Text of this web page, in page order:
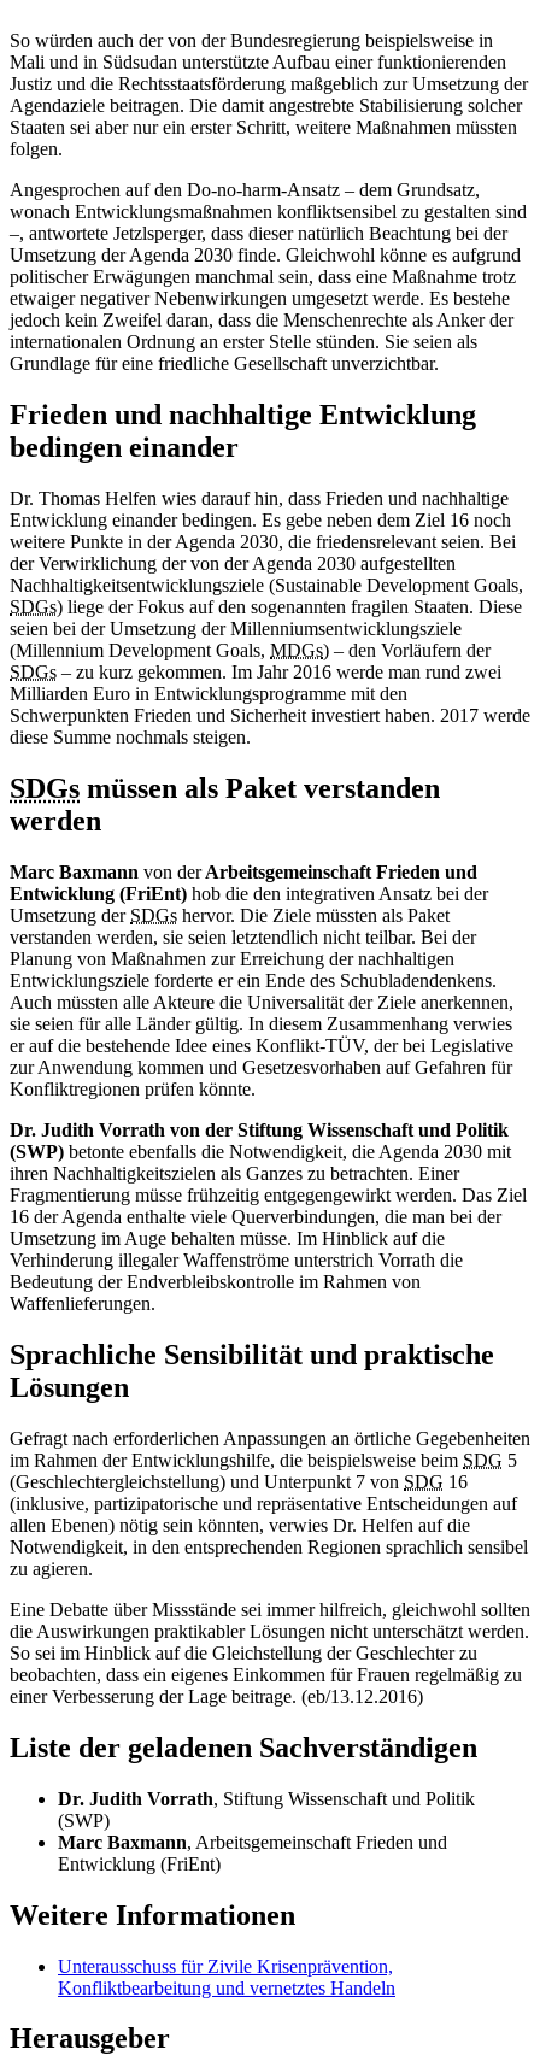
So würden auch der von der Bundesregierung beispielsweise in
Mali und in Südsudan unterstützte Aufbau einer funktionierenden
Justiz und die Rechtsstaatsförderung maßgeblich zur Umsetzung der
Agendaziele beitragen. Die damit angestrebte Stabilisierung solcher
Staaten sei aber nur ein erster Schritt, weitere Maßnahmen müssten
folgen.
Angesprochen auf den Do-no-harm-Ansatz – dem Grundsatz,
wonach Entwicklungsmaßnahmen konfliktsensibel zu gestalten sind
–, antwortete Jetzlsperger, dass dieser natürlich Beachtung bei der
Umsetzung der Agenda 2030 finde. Gleichwohl könne es aufgrund
politischer Erwägungen manchmal sein, dass eine Maßnahme trotz
etwaiger negativer Nebenwirkungen umgesetzt werde. Es bestehe
jedoch kein Zweifel daran, dass die Menschenrechte als Anker der
internationalen Ordnung an erster Stelle stünden. Sie seien als
Grundlage für eine friedliche Gesellschaft unverzichtbar.
Frieden und nachhaltige Entwicklung
bedingen einander
Dr. Thomas Helfen wies darauf hin, dass Frieden und nachhaltige
Entwicklung einander bedingen. Es gebe neben dem Ziel 16 noch
weitere Punkte in der Agenda 2030, die friedensrelevant seien. Bei
der Verwirklichung der von der Agenda 2030 aufgestellten
Nachhaltigkeitsentwicklungsziele (Sustainable Development Goals,
SDGs) liege der Fokus auf den sogenannten fragilen Staaten. Diese
seien bei der Umsetzung der Millenniumsentwicklungsziele
(Millennium Development Goals, MDGs) – den Vorläufern der
SDGs – zu kurz gekommen. Im Jahr 2016 werde man rund zwei
Milliarden Euro in Entwicklungsprogramme mit den
Schwerpunkten Frieden und Sicherheit investiert haben. 2017 werde
diese Summe nochmals steigen.
SDGs müssen als Paket verstanden
werden
Marc Baxmann von derArbeitsgemeinschaft Frieden und
Entwicklung (FriEnt) hob die den integrativen Ansatz bei der
Umsetzung der SDGs hervor. Die Ziele müssten als Paket
verstanden werden, sie seien letztendlich nicht teilbar. Bei der
Planung von Maßnahmen zur Erreichung der nachhaltigen
Entwicklungsziele forderte er ein Ende des Schubladendenkens.
Auch müssten alle Akteure die Universalität der Ziele anerkennen,
sie seien für alle Länder gültig. In diesem Zusammenhang verwies
er auf die bestehende Idee eines Konflikt-TÜV, der bei Legislative
zur Anwendung kommen und Gesetzesvorhaben auf Gefahren für
Konfliktregionen prüfen könnte.
Dr. Judith Vorrath von der Stiftung Wissenschaft und Politik
(SWP) betonte ebenfalls die Notwendigkeit, die Agenda 2030 mit
ihren Nachhaltigkeitszielen als Ganzes zu betrachten. Einer
Fragmentierung müsse frühzeitig entgegengewirkt werden. Das Ziel
16 der Agenda enthalte viele Querverbindungen, die man bei der
Umsetzung im Auge behalten müsse. Im Hinblick auf die
Verhinderung illegaler Waffenströme unterstrich Vorrath die
Bedeutung der Endverbleibskontrolle im Rahmen von
Waffenlieferungen.
Sprachliche Sensibilität und praktische
Lösungen
Gefragt nach erforderlichen Anpassungen an örtliche Gegebenheiten
im Rahmen der Entwicklungshilfe, die beispielsweise beim SDG 5
(Geschlechtergleichstellung) und Unterpunkt 7 von SDG 16
(inklusive, partizipatorische und repräsentative Entscheidungen auf
allen Ebenen) nötig sein könnten, verwies Dr. Helfen auf die
Notwendigkeit, in den entsprechenden Regionen sprachlich sensibel
zu agieren.
Eine Debatte über Missstände sei immer hilfreich, gleichwohl sollten
die Auswirkungen praktikabler Lösungen nicht unterschätzt werden.
So sei im Hinblick auf die Gleichstellung der Geschlechter zu
beobachten, dass ein eigenes Einkommen für Frauen regelmäßig zu
einer Verbesserung der Lage beitrage. (eb/13.12.2016)
Liste der geladenen Sachverständigen
Dr. Judith Vorrath, Stiftung Wissenschaft und Politik
(SWP)
Marc Baxmann, Arbeitsgemeinschaft Frieden und
Entwicklung (FriEnt)
Weitere Informationen
Unterausschuss für Zivile Krisenprävention,
Konfliktbearbeitung und vernetztes Handeln
Herausgeber